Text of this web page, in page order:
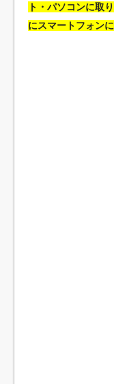
ト・パソコンに取
にスマートフォン